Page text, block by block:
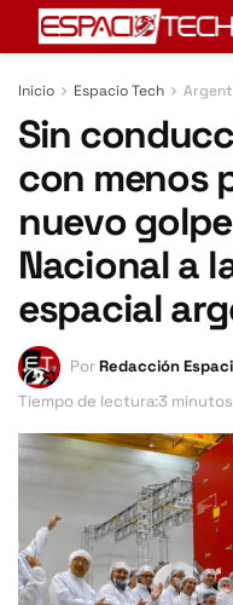
Inicio Espacio Tech
Sin
con menos
nuevo
Nacional a
espacial
PorRedacción
Tiempo de lectura:3